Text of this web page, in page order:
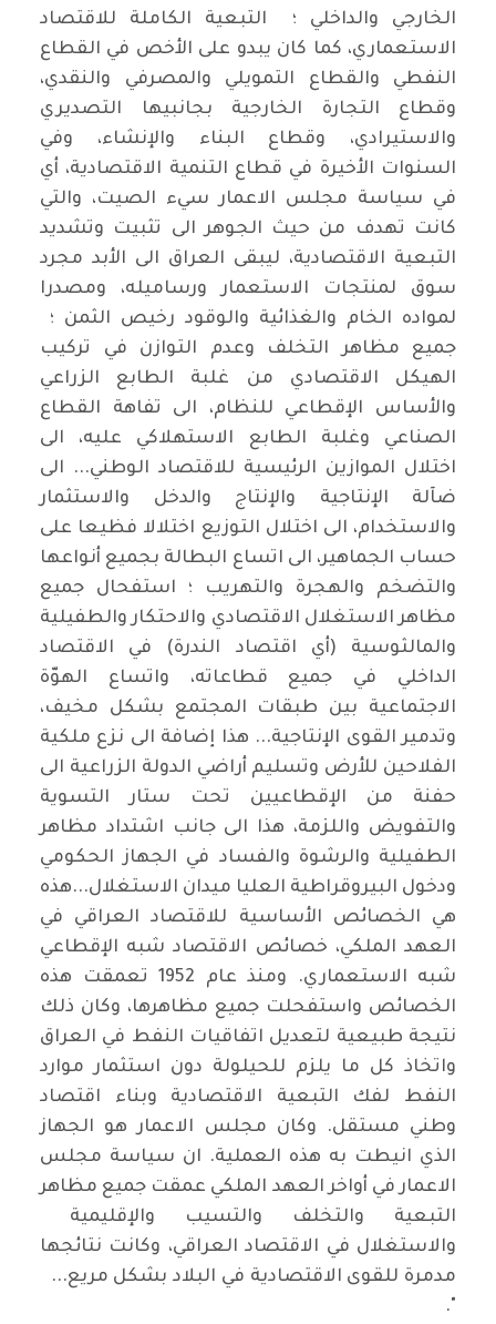
الخارجي والداخلي ؛ التبعية الكاملة للاقتصاد
الاستعماري، كما كان يبدو على الأخص في القطاع
النفطي والقطاع التمويلي والمصرفي والنقدي،
وقطاع التجارة الخارجية بجانبيها التصديري
والاستيرادي، وقطاع البناء والإنشاء، وفي
السنوات الأخيرة في قطاع التنمية الاقتصادية، أي
في سياسة مجلس الاعمار سيء الصيت، والتي
كانت تهدف من حيث الجوهر الى تثبيت وتشديد
التبعية الاقتصادية، ليبقى العراق الى الأبد مجرد
سوق لمنتجات الاستعمار ورساميله، ومصدرا
لمواده الخام والغذائية والوقود رخيص الثمن ؛
جميع مظاهر التخلف وعدم التوازن في تركيب
الهيكل الاقتصادي من غلبة الطابع الزراعي
والأساس الإقطاعي للنظام، الى تفاهة القطاع
الصناعي وغلبة الطابع الاستهلاكي عليه، الى
اختلال الموازين الرئيسية للاقتصاد الوطني... الى
ضآلة الإنتاجية والإنتاج والدخل والاستثمار
والاستخدام، الى اختلال التوزيع اختلالا فظيعا على
حساب الجماهير، الى اتساع البطالة بجميع أنواعها
والتضخم والهجرة والتهريب ؛ استفحال جميع
مظاهر الاستغلال الاقتصادي والاحتكار والطفيلية
والمالثوسية (أي اقتصاد الندرة) في الاقتصاد
الداخلي في جميع قطاعاته، واتساع الهوّة
الاجتماعية بين طبقات المجتمع بشكل مخيف،
وتدمير القوى الإنتاجية... هذا إضافة الى نزع ملكية
الفلاحين للأرض وتسليم أراضي الدولة الزراعية الى
حفنة من الإقطاعيين تحت ستار التسوية
والتفويض واللزمة، هذا الى جانب اشتداد مظاهر
الطفيلية والرشوة والفساد في الجهاز الحكومي
ودخول البيروقراطية العليا ميدان الاستغلال...هذه
هي الخصائص الأساسية للاقتصاد العراقي في
العهد الملكي، خصائص الاقتصاد شبه الإقطاعي
شبه الاستعماري. ومنذ عام 1952 تعمقت هذه
الخصائص واستفحلت جميع مظاهرها، وكان ذلك
نتيجة طبيعية لتعديل اتفاقيات النفط في العراق
واتخاذ كل ما يلزم للحيلولة دون استثمار موارد
النفط لفك التبعية الاقتصادية وبناء اقتصاد
وطني مستقل. وكان مجلس الاعمار هو الجهاز
الذي انيطت به هذه العملية. ان سياسة مجلس
الاعمار في أواخر العهد الملكي عمقت جميع مظاهر
التبعية والتخلف والتسيب والإقليمية
والاستغلال في الاقتصاد العراقي، وكانت نتائجها
مدمرة للقوى الاقتصادية في البلاد بشكل مريع...
".